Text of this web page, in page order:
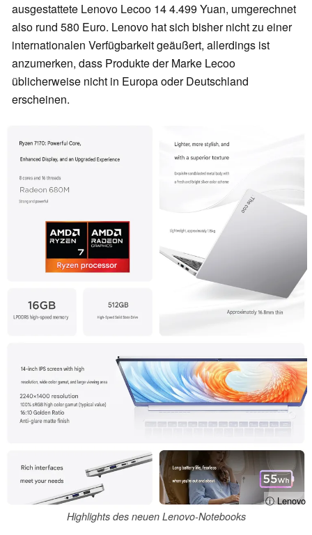
ausgestattete Lenovo Lecoo 14 4.499 Yuan, umgerechnet
also rund 580 Euro. Lenovo hat sich bisher nicht zu einer
internationalen Verfügbarkeit geäußert, allerdings ist
anzumerken, dass Produkte der Marke Lecoo
üblicherweise nicht in Europa oder Deutschland
erscheinen.
ⓘ Lenovo
Highlights des neuen Lenovo-Notebooks